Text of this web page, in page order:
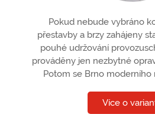
Pokud nebude vybráno
přestavby a brzy zahájeny
pouhé udržování
prováděny jen nezbytné
Potom se Brno moderního
Více o